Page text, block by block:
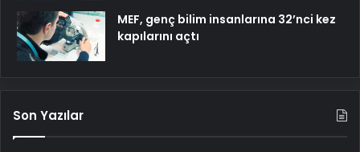
MEF, genç bilim insanlarına 32’nci kez
kapılarını açtı
Son Yazılar